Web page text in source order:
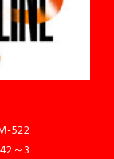
522
～3